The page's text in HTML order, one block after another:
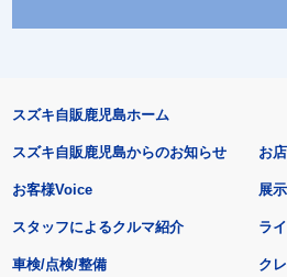
スズキ自販鹿児島ホーム
スズキ自販鹿児島からのお知らせ
お客様Voice
スタッフによるクルマ紹介
お
展
ラ
車検/点検/整備 ク